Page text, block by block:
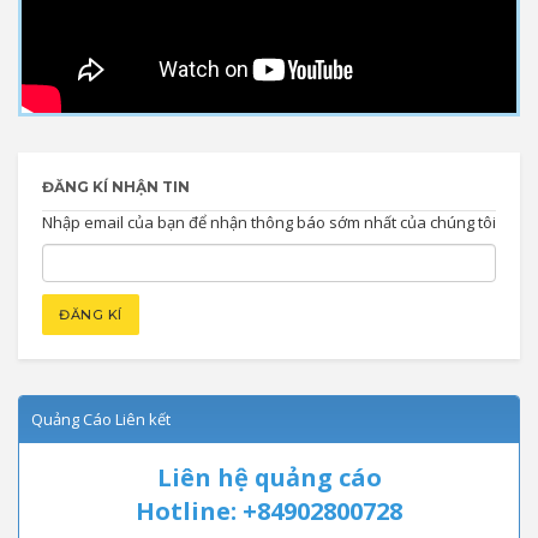
ĐĂNG KÍ NHẬN TIN
Nhập email của bạn để nhận thông báo sớm nhất của chúng tôi
Quảng Cáo Liên kết
Liên hệ quảng cáo
Hotline: +84902800728